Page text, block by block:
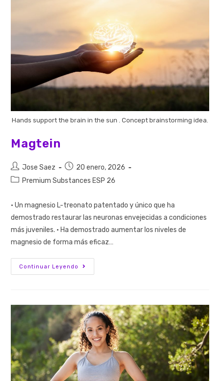
Hands support the brain in the sun . Concept brainstorming idea.
Magtein
Jose Saez
20 enero, 2026
Premium Substances ESP 26
· Un magnesio L-treonato patentado y único que ha
demostrado restaurar las neuronas envejecidas a condiciones
más juveniles. · Ha demostrado aumentar los niveles de
magnesio de forma más eficaz…
Continuar Leyendo